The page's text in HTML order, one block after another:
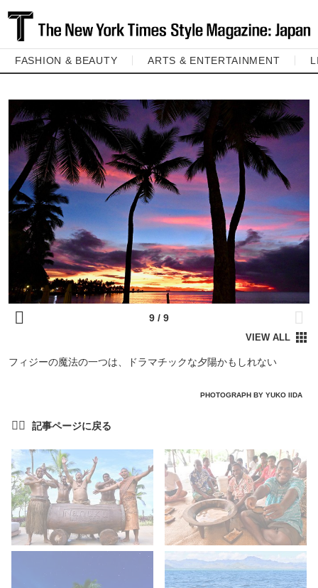
FASHION & BEAUTY ARTS & ENTERTAINMENT
フィジーの魔法の一つは、ドラマチックな夕陽かもしれない
PHOTOGRAPH BY YUKO IIDA